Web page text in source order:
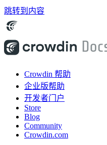
跳转到内容
Crowdin 帮助
企业版帮助
开发者门户
Store
Blog
Community
Crowdin.com